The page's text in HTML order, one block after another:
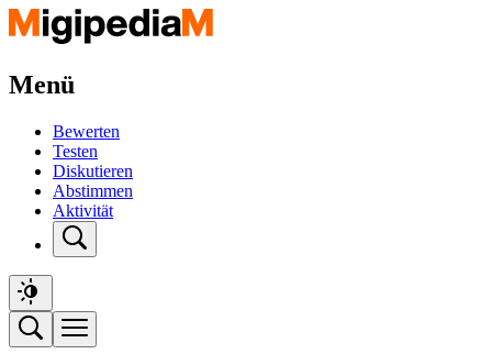
Menü
Bewerten
Testen
Diskutieren
Abstimmen
Aktivität